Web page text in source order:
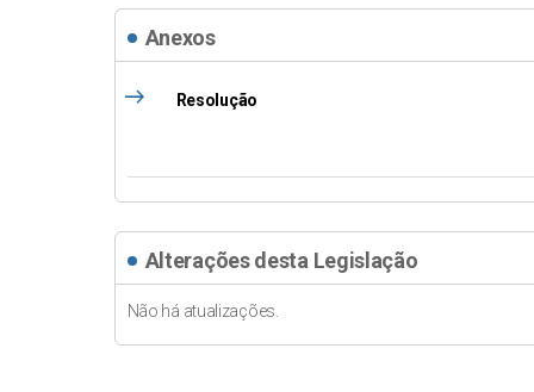
Anexos
east Resolução
Alterações desta Legislação
Não há atualizações.